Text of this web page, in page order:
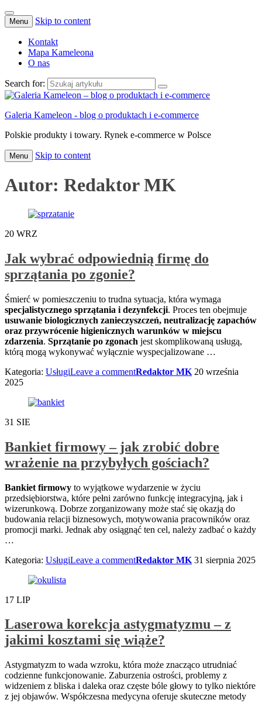
Menu Skip to content
Kontakt
Mapa Kameleona
O nas
Search for:
Galeria Kameleon - blog o produktach i e-commerce
Polskie produkty i towary. Rynek e-commerce w Polsce
Menu Skip to content
Autor: Redaktor MK
20 WRZ
Jak wybrać odpowiednią firmę do
sprzątania po zgonie?
Śmierć w pomieszczeniu to trudna sytuacja, która wymaga
specjalistycznego sprzątania i dezynfekcji. Proces ten obejmuje
usuwanie biologicznych zanieczyszczeń, neutralizację zapachów
oraz przywrócenie higienicznych warunków w miejscu
zdarzenia. Sprzątanie po zgonach jest skomplikowaną usługą,
którą mogą wykonywać wyłącznie wyspecjalizowane …
Kategoria: UsługiLeave a commentRedaktor MK 20 września
2025
31 SIE
Bankiet firmowy – jak zrobić dobre
wrażenie na przybyłych gościach?
Bankiet firmowy to wyjątkowe wydarzenie w życiu
przedsiębiorstwa, które pełni zarówno funkcję integracyjną, jak i
wizerunkową. Dobrze zorganizowany może stać się okazją do
budowania relacji biznesowych, motywowania pracowników oraz
promocji marki. Jednak aby osiągnąć ten cel, należy zadbać o każdy
…
Kategoria: UsługiLeave a commentRedaktor MK 31 sierpnia 2025
17 LIP
Laserowa korekcja astygmatyzmu – z
jakimi kosztami się wiąże?
Astygmatyzm to wada wzroku, która może znacząco utrudniać
codzienne funkcjonowanie. Zaburzenia ostrości, problemy z
widzeniem z bliska i daleka oraz częste bóle głowy to tylko niektóre
z jej objawów. Współczesna medycyna oferuje skuteczne metody